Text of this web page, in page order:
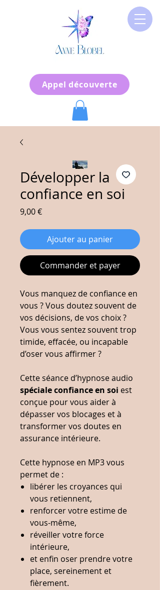
Appel découverte
Développer la
confiance en soi
9,00 €Prix
Ajouter au panier
Commander et payer
Vous manquez de confiance en
vous ? Vous doutez souvent de
vos décisions, de vos choix ?
Vous vous sentez souvent trop
timide, effacée, ou incapable
d’oser vous affirmer ?
Cette séance d’hypnose audio
spéciale confiance en soi est
conçue pour vous aider à
dépasser vos blocages et à
transformer vos doutes en
assurance intérieure.
Cette hypnose en MP3 vous
permet de :
libérer les croyances qui
vous retiennent,
renforcer votre estime de
vous-même,
réveiller votre force
intérieure,
et enfin oser prendre votre
place, sereinement et
fièrement.